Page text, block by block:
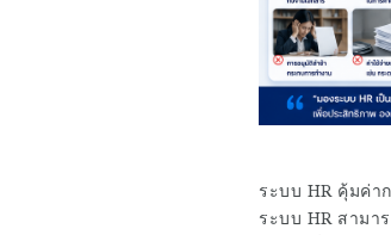
ระบบ HR คุ้มค่า
ระบบ HR สามา